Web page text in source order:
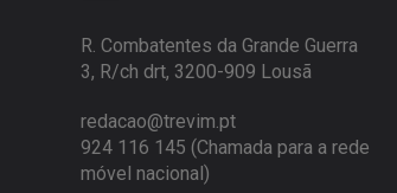
R. Combatentes da Grande Guerra
3, R/ch drt, 3200-909 Lousã
redacao@trevim.pt
924 116 145 (Chamada para a rede
móvel nacional)